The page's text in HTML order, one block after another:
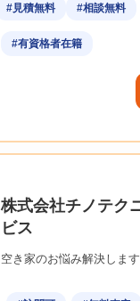
#見積無料 #相談無料
#有資格者在籍
株式会社チノテク
ビス
空き家のお悩み解決します